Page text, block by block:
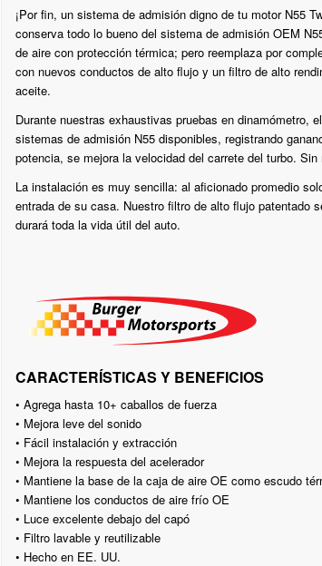
¡Por fin, un sistema de admisión digno de tu motor N55
conserva todo lo bueno del sistema de admisión OEM
de aire con protección térmica; pero reemplaza por
con nuevos conductos de alto flujo y un filtro de alto
aceite.
Durante nuestras exhaustivas pruebas en dinamómetro,
sistemas de admisión N55 disponibles, registrando
potencia, se mejora la velocidad del carrete del turbo.
La instalación es muy sencilla: al aficionado promedio
entrada de su casa. Nuestro filtro de alto flujo patentado
durará toda la vida útil del auto.
CARACTERÍSTICAS Y BENEFICIOS
• Agrega hasta 10+ caballos de fuerza
• Mejora leve del sonido
• Fácil instalación y extracción
• Mejora la respuesta del acelerador
• Mantiene la base de la caja de aire OE como escudo
• Mantiene los conductos de aire frío OE
• Luce excelente debajo del capó
• Filtro lavable y reutilizable
• Hecho en EE. UU.